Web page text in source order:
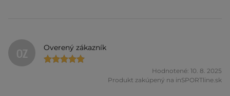
OZ Overený zákazník
Hodnotené: 10. 8. 2025
Produkt zakúpený na inSPORTline.sk